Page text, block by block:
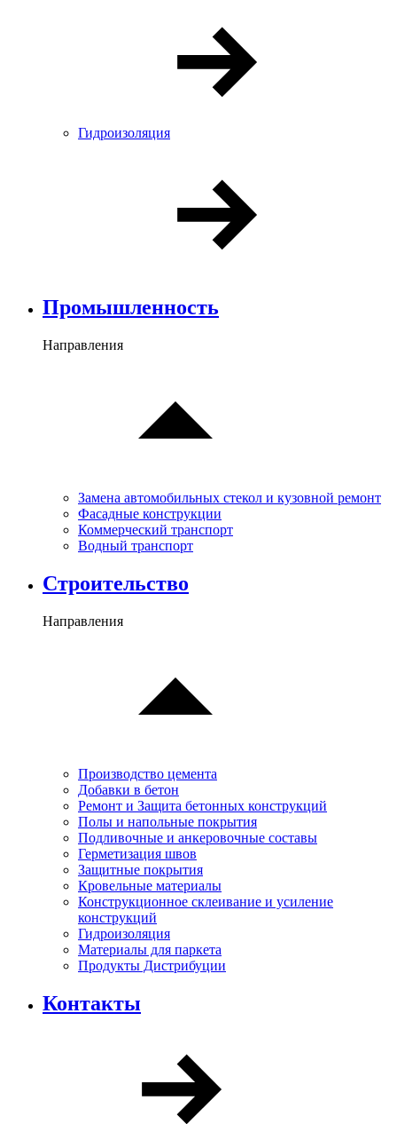
Гидроизоляция
Промышленность
Направления
Замена автомобильных стекол и кузовной ремонт
Фасадные конструкции
Коммерческий транспорт
Водный транспорт
Cтроительство
Направления
Производство цемента
Добавки в бетон
Ремонт и Защита бетонных конструкций
Полы и напольные покрытия
Подливочные и анкеровочные составы
Герметизация швов
Защитные покрытия
Кровельные материалы
Конструкционное склеивание и усиление
конструкций
Гидроизоляция
Материалы для паркета
Продукты Дистрибуции
Контакты